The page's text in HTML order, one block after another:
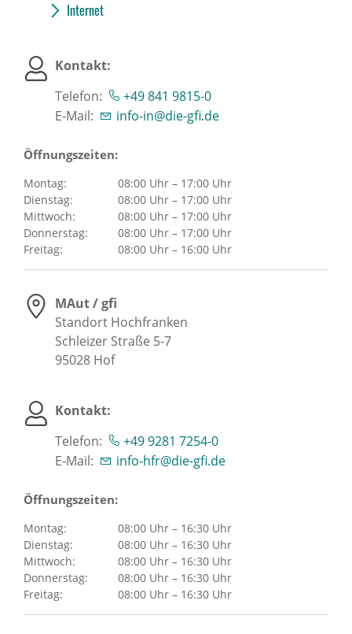
Internet
Öffnungszeiten:
Montag:
08:00 Uhr – 17:00 Uhr
Dienstag:
08:00 Uhr – 17:00 Uhr
Mittwoch:
08:00 Uhr – 17:00 Uhr
Donnerstag:
08:00 Uhr – 17:00 Uhr
Freitag:
08:00 Uhr – 16:00 Uhr
Kontakt:
Telefon:
+49 841 9815-0
E-Mail:
info-in@die-gfi.de
MAut / gfi
Standort Hochfranken
Schleizer Straße 5-7
95028 Hof
Öffnungszeiten:
Montag:
08:00 Uhr – 16:30 Uhr
Dienstag:
08:00 Uhr – 16:30 Uhr
Mittwoch:
08:00 Uhr – 16:30 Uhr
Donnerstag:
08:00 Uhr – 16:30 Uhr
Freitag:
08:00 Uhr – 16:30 Uhr
Kontakt:
Telefon:
+49 9281 7254-0
E-Mail:
info-hfr@die-gfi.de